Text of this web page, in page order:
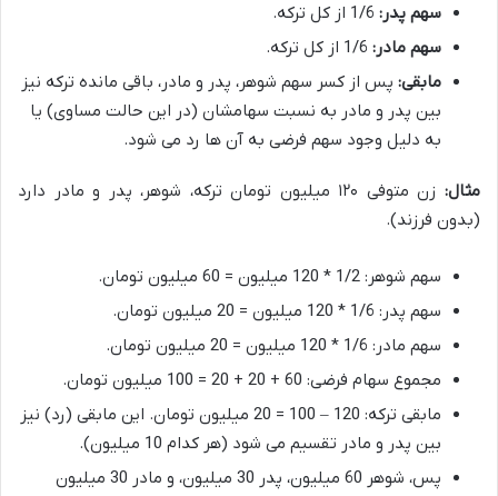
سهم پدر:
سهم مادر:
مابقی: پس از کسر سهم شوهر، پدر و مادر، باقی مانده ترکه نیز
بین پدر و مادر به نسبت سهامشان (در این حالت مساوی) یا
به دلیل وجود سهم فرضی به آن ها رد می شود.
مثال:
زن متوفی ۱۲۰ میلیون تومان ترکه، شوهر، پدر و مادر دارد
(بدون فرزند).
سهم شوهر: 1/2 * 120 میلیون = 60 میلیون تومان.
سهم پدر: 1/6 * 120 میلیون = 20 میلیون تومان.
سهم مادر: 1/6 * 120 میلیون = 20 میلیون تومان.
مجموع سهام فرضی: 60 + 20 + 20 = 100 میلیون تومان.
مابقی ترکه: 120 – 100 = 20 میلیون تومان. این مابقی (رد) نیز
بین پدر و مادر تقسیم می شود (هر کدام 10 میلیون).
پس، شوهر 60 میلیون، پدر 30 میلیون، و مادر 30 میلیون